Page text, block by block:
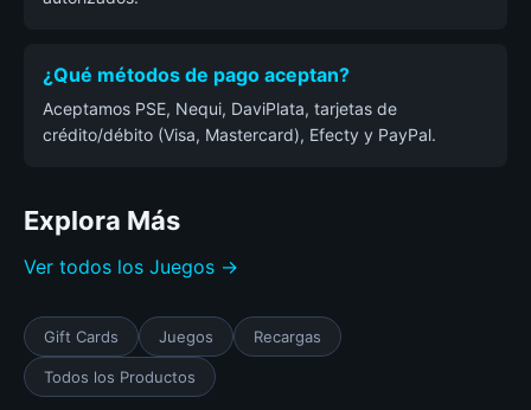
¿Qué métodos de pago aceptan?
Aceptamos PSE, Nequi, DaviPlata, tarjetas de
crédito/débito (Visa, Mastercard), Efecty y PayPal.
Explora Más
Ver todos los Juegos →
Gift Cards Juegos Recargas
Todos los Productos